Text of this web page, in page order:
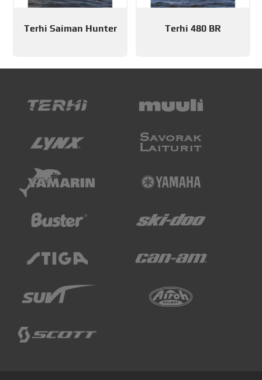
Terhi Saiman Hunter Terhi 480 BR